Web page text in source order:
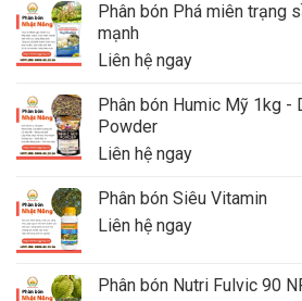
Phân bón Phá miên trạng
mạnh
Liên hệ ngay
Phân bón Humic Mỹ 1kg -
Powder
Liên hệ ngay
Phân bón Siêu Vitamin
Liên hệ ngay
Phân bón Nutri Fulvic 90